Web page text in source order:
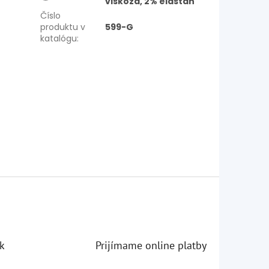
Číslo
produktu v
katalógu:
599-G
Prijímame online platby